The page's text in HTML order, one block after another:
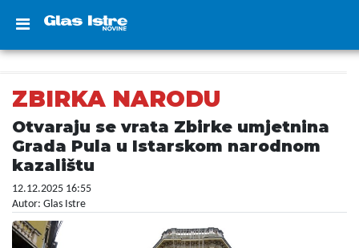
ZBIRKA NARODU
Otvaraju se vrata Zbirke umjetnina
Grada Pula u Istarskom narodnom
kazalištu
12.12.2025 16:55
Autor: Glas Istre